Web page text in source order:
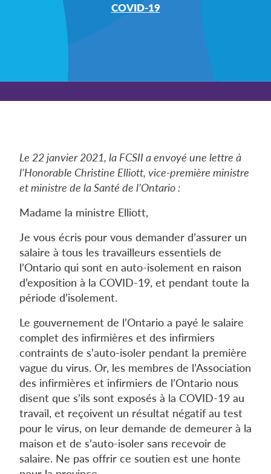
COVID-19
Le 22 janvier 2021, la FCSII a envoyé une lettre à
l’Honorable Christine Elliott, vice-première ministre
et ministre de la Santé de l’Ontario :
Madame la ministre Elliott,
Je vous écris pour vous demander d’assurer un
salaire à tous les travailleurs essentiels de
l’Ontario qui sont en auto-isolement en raison
d’exposition à la COVID-19, et pendant toute la
période d’isolement.
Le gouvernement de l’Ontario a payé le salaire
complet des infirmières et des infirmiers
contraints de s’auto-isoler pendant la première
vague du virus. Or, les membres de l’Association
des infirmières et infirmiers de l’Ontario nous
disent que s’ils sont exposés à la COVID-19 au
travail, et reçoivent un résultat négatif au test
pour le virus, on leur demande de demeurer à la
maison et de s’auto-isoler sans recevoir de
salaire. Ne pas offrir ce soutien est une honte